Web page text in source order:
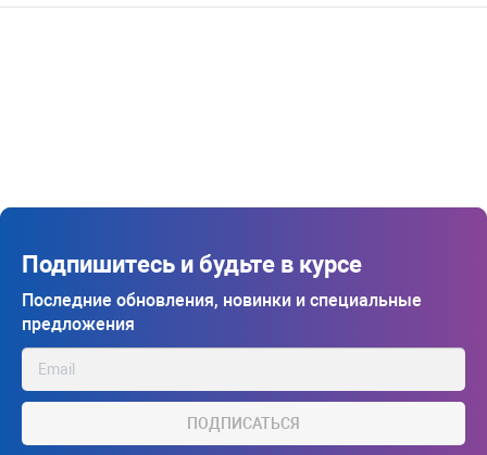
Подпишитесь и будьте в курсе
Последние обновления, новинки и специальные
предложения
ПОДПИСАТЬСЯ